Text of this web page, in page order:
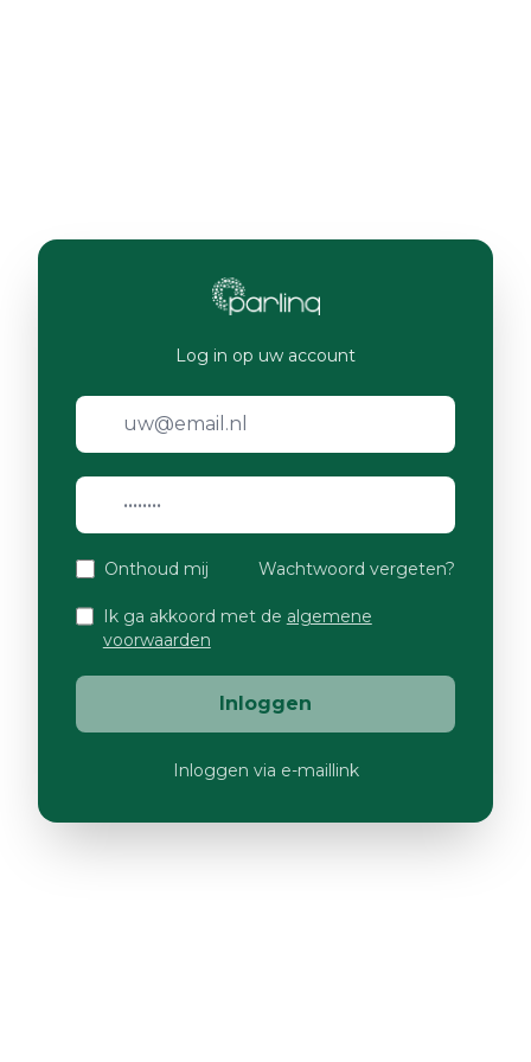
Log in op uw account
Onthoud mij Wachtwoord vergeten?
Ik ga akkoord met de algemene
voorwaarden
Inloggen
Inloggen via e-maillink